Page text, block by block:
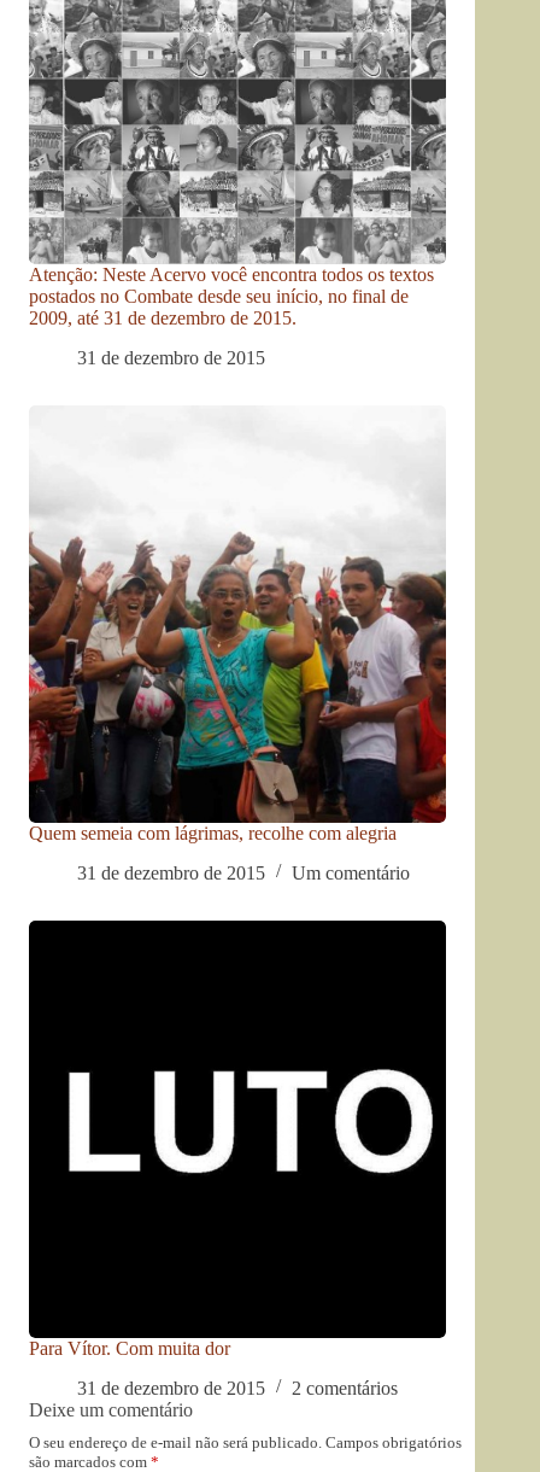
Atenção: Neste Acervo você encontra todos os textos
postados no Combate desde seu início, no final de
2009, até 31 de dezembro de 2015.
31 de dezembro de 2015
Quem semeia com lágrimas, recolhe com alegria
31 de dezembro de 2015
Um comentário
Para Vítor. Com muita dor
31 de dezembro de 2015
2 comentários
Deixe um comentário
O seu endereço de e-mail não será publicado. Campos obrigatórios
são marcados com *